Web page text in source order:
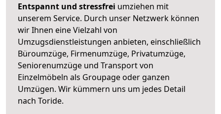
Entspannt und stressfrei umziehen mit
unserem Service. Durch unser Netzwerk können
wir Ihnen eine Vielzahl von
Umzugsdienstleistungen anbieten, einschließlich
Büroumzüge, Firmenumzüge, Privatumzüge,
Seniorenumzüge und Transport von
Einzelmöbeln als Groupage oder ganzen
Umzügen. Wir kümmern uns um jedes Detail
nach Toride.